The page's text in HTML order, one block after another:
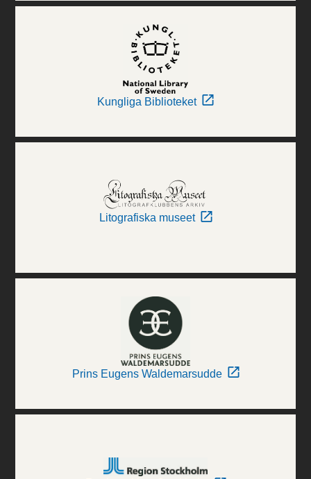
Kungliga Biblioteket
Litografiska museet
Prins Eugens Waldemarsudde